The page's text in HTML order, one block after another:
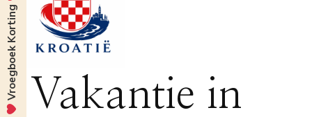
Vakantie in
Vroegboek Korting